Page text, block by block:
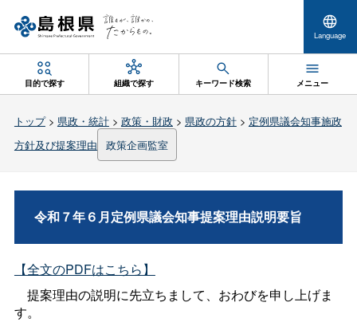
Language
目的で探す 組織で探す キーワード検索 メニュー
トップ> 県政・統計> 政策・財政 > 県政の方針> 定例県議会知事施政
方針及び提案理由
政策企画監室
令和７年６月定例県議会知事提案理由説明要旨
【全文のPDFはこちら】
提案理由の説明に先立ちまして、おわびを申し上げま
す。